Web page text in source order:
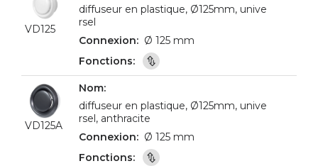
VD125
diffuseur en plastique, Ø125mm, unive
rsel
Ø 125 mm
VD125A
diffuseur en plastique, Ø125mm, unive
rsel, anthracite
Ø 125 mm